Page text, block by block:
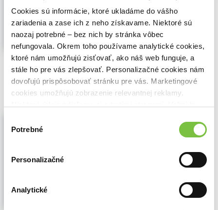
Cookies sú informácie, ktoré ukladáme do vášho
zariadenia a zase ich z neho získavame. Niektoré sú
naozaj potrebné – bez nich by stránka vôbec
nefungovala. Okrem toho používame analytické cookies,
ktoré nám umožňujú zisťovať, ako náš web funguje, a
stále ho pre vás zlepšovať. Personalizačné cookies nám
dovoľujú prispôsobovať stránku pre vás. Marketingové
cookies umožňujú zobrazenie relevantnej reklamy.
cookies.
súhlasu
Potrebné
Personalizačné
Analytické
ve vajíčkách? Ale samozřejmě! Chov slepic
je trendy koníčkem. Péče o ně a jejich
pozorování přináší nejen zábavu, ale také
Zobraziť viac
🌴 Máme na sklade, posielame ihneď.
17,60€ Do košíka
Víkend
(2008)
provázejí vším, co potřebujete vědět o
chovu drůbeže. Radí Vám, jak má vypadat